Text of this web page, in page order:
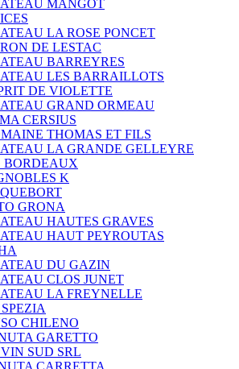
MANGOT
LA ROSE PONCET
DE LESTAC
BARREYRES
LES BARRAILLOTS
DE VIOLETTE
GRAND ORMEAU
CERSIUS
THOMAS ET FILS
LA GRANDE GELLEYRE
BORDEAUX
K
GRONA
HAUTES GRAVES
HAUT PEYROUTAS
DU GAZIN
CLOS JUNET
LA FREYNELLE
CHILENO
GARETTO
SUD SRL
CARRETTA